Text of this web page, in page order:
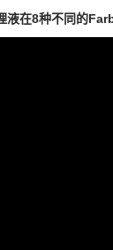
液在8种不同的